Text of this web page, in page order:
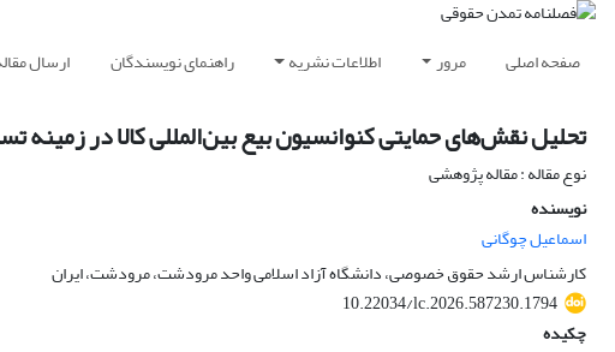
صفحه اصلی مرور اطلاعات نشریه راهنمای نویسندگان ارسال
تحلیل نقش‌های حمایتی کنوانسیون بیع بین‌المللی کالادر زمینه
نوع مقاله : مقاله پژوهشی
نویسنده
اسماعیل چوگانی
کارشناس ارشد حقوق خصوصی، دانشگاه آزاد اسلامی واحد مرودشت، مرودشت، ایران
10.22034/lc.2026.587230.1794
چکیده